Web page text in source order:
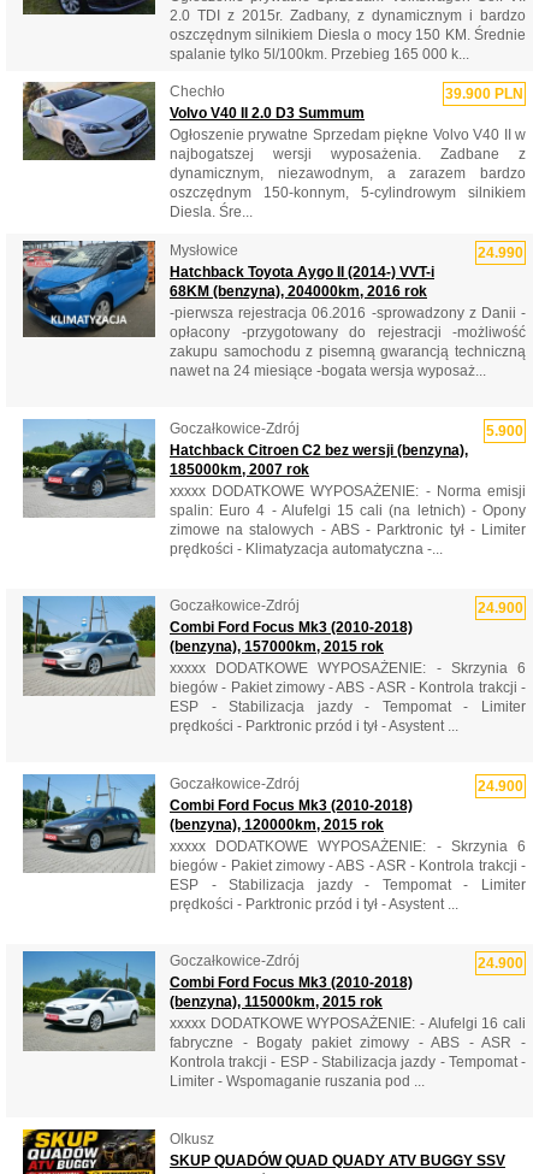
2.0 TDI z 2015r. Zadbany, z dynamicznym i bardzo
oszczędnym silnikiem Diesla o mocy 150 KM. Średnie
spalanie tylko 5l/100km. Przebieg 165 000 k...
39.900 PLN
Chechło
Volvo V40 II 2.0 D3 Summum
Ogłoszenie prywatne Sprzedam piękne Volvo V40 II w
najbogatszej wersji wyposażenia. Zadbane z
dynamicznym, niezawodnym, a zarazem bardzo
oszczędnym 150-konnym, 5-cylindrowym silnikiem
Diesla. Śre...
24.990
Mysłowice
Hatchback Toyota Aygo II (2014-) VVT-i
68KM (benzyna), 204000km, 2016 rok
-pierwsza rejestracja 06.2016 -sprowadzony z Danii -
opłacony -przygotowany do rejestracji -możliwość
zakupu samochodu z pisemną gwarancją techniczną
nawet na 24 miesiące -bogata wersja wyposaż...
5.900
Goczałkowice-Zdrój
Hatchback Citroen C2 bez wersji (benzyna),
185000km, 2007 rok
xxxxx DODATKOWE WYPOSAŻENIE: - Norma emisji
spalin: Euro 4 - Alufelgi 15 cali (na letnich) - Opony
zimowe na stalowych - ABS - Parktronic tył - Limiter
prędkości - Klimatyzacja automatyczna -...
24.900
Goczałkowice-Zdrój
Combi Ford Focus Mk3 (2010-2018)
(benzyna), 157000km, 2015 rok
xxxxx DODATKOWE WYPOSAŻENIE: - Skrzynia 6
biegów - Pakiet zimowy - ABS - ASR - Kontrola trakcji -
ESP - Stabilizacja jazdy - Tempomat - Limiter
prędkości - Parktronic przód i tył - Asystent ...
24.900
Goczałkowice-Zdrój
Combi Ford Focus Mk3 (2010-2018)
(benzyna), 120000km, 2015 rok
xxxxx DODATKOWE WYPOSAŻENIE: - Skrzynia 6
biegów - Pakiet zimowy - ABS - ASR - Kontrola trakcji -
ESP - Stabilizacja jazdy - Tempomat - Limiter
prędkości - Parktronic przód i tył - Asystent ...
24.900
Goczałkowice-Zdrój
Combi Ford Focus Mk3 (2010-2018)
(benzyna), 115000km, 2015 rok
xxxxx DODATKOWE WYPOSAŻENIE: - Alufelgi 16 cali
fabryczne - Bogaty pakiet zimowy - ABS - ASR -
Kontrola trakcji - ESP - Stabilizacja jazdy - Tempomat -
Limiter - Wspomaganie ruszania pod ...
Olkusz
SKUP QUADÓW QUAD QUADY ATV BUGGY SSV